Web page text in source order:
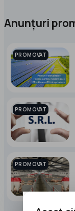
Anunțuri
PROMOVAT
PROMOVAT
PROMOVAT